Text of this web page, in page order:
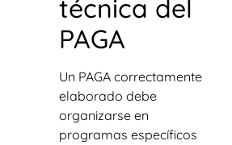
técnica del
PAGA
Un PAGA correctamente
elaborado debe
organizarse en
programas específicos